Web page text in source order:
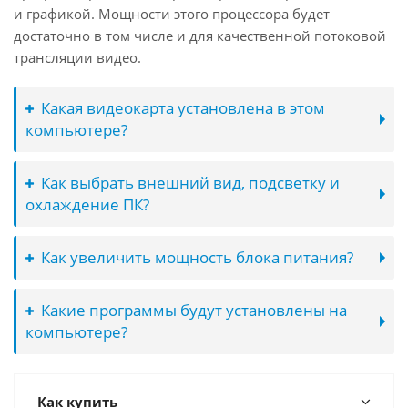
и графикой. Мощности этого процессора будет
достаточно в том числе и для качественной потоковой
трансляции видео.
Какая видеокарта установлена в этом
компьютере?
Как выбрать внешний вид, подсветку и
охлаждение ПК?
Как увеличить мощность блока питания?
Какие программы будут установлены на
компьютере?
Как купить